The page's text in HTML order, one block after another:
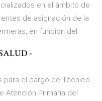
en el ámbito de
de asignación de la
en función del
-
para el cargo de Técnico
Atención Primaria del